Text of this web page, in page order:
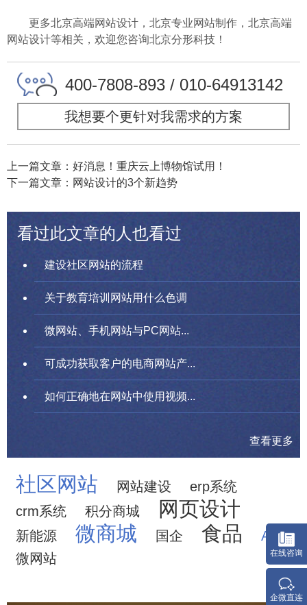
在线咨询
企微直连
更多北京高端网站设计，北京专业网站制作，北京高端
网站设计等相关，欢迎您咨询北京分形科技！
400-7808-893 / 010-64913142
我想要个更针对我需求的方案
上一篇文章：好消息！重庆云上博物馆试用！
下一篇文章：网站设计的3个新趋势
看过此文章的人也看过
建设社区网站的流程
关于教育培训网站用什么色调
微网站、手机网站与PC网站...
可成功获取客户的电商网站产...
如何正确地在网站中使用视频...
查看更多
社区网站 网站建设
erp系统
crm系统
积分商城 网页设计
新能源 微商城 国企 食品
APP
微网站